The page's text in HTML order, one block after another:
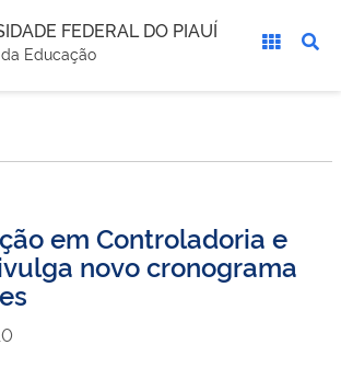
FEDERAL DO PIAUÍ
Educação
em Controladoria e
novo cronograma